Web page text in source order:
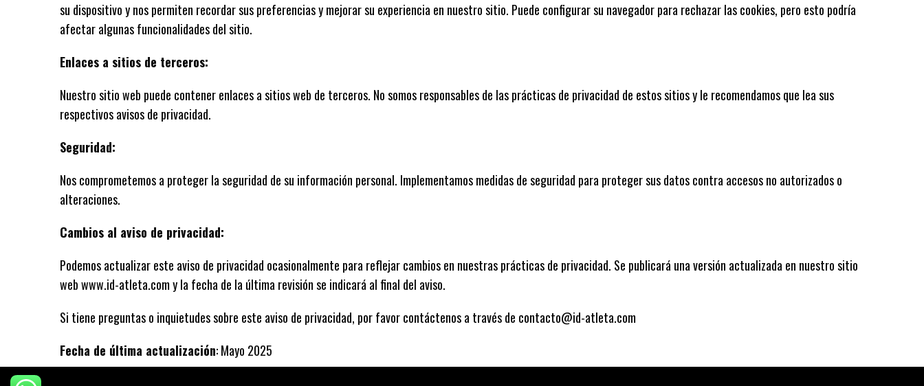
su dispositivo y nos permiten recordar sus preferencias y mejorar su experiencia en nuestro sitio. Puede configurar su navegador para rechazar las cookies, pero esto podría
afectar algunas funcionalidades del sitio.
Enlaces a sitios de terceros:
Nuestro sitio web puede contener enlaces a sitios web de terceros. No somos responsables de las prácticas de privacidad de estos sitios y le recomendamos que lea sus
respectivos avisos de privacidad.
Seguridad:
Nos comprometemos a proteger la seguridad de su información personal. Implementamos medidas de seguridad para proteger sus datos contra accesos no autorizados o
alteraciones.
Cambios al aviso de privacidad:
Podemos actualizar este aviso de privacidad ocasionalmente para reflejar cambios en nuestras prácticas de privacidad. Se publicará una versión actualizada en nuestro sitio
web www.id-atleta.com y la fecha de la última revisión se indicará al final del aviso.
Si tiene preguntas o inquietudes sobre este aviso de privacidad, por favor contáctenos a través de contacto@id-atleta.com
Fecha de última actualización: Mayo 2025